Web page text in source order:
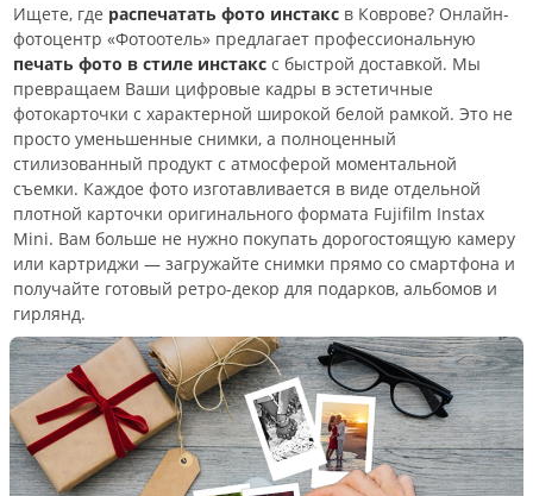
Ищете, где распечатать фото инстакс в Коврове? Онлайн-
фотоцентр «Фотоотель» предлагает профессиональную
печать фото в стиле инстакс с быстрой доставкой. Мы
превращаем Ваши цифровые кадры в эстетичные
фотокарточки с характерной широкой белой рамкой. Это не
просто уменьшенные снимки, а полноценный
стилизованный продукт с атмосферой моментальной
съемки. Каждое фото изготавливается в виде отдельной
плотной карточки оригинального формата Fujifilm Instax
Mini. Вам больше не нужно покупать дорогостоящую камеру
или картриджи — загружайте снимки прямо со смартфона и
получайте готовый ретро-декор для подарков, альбомов и
гирлянд.